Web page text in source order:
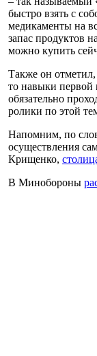
быстро взять с
медикаменты на
запас продуктов
можно купить
Также он отметил,
то навыки первой
обязательно
ролики по этой
Напомним, по
осуществления
Крищенко,
В Минобороны